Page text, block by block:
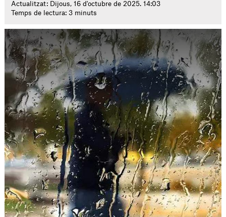
Actualitzat: Dijous, 16 d'octubre de 2025. 14:03
Temps de lectura: 3 minuts